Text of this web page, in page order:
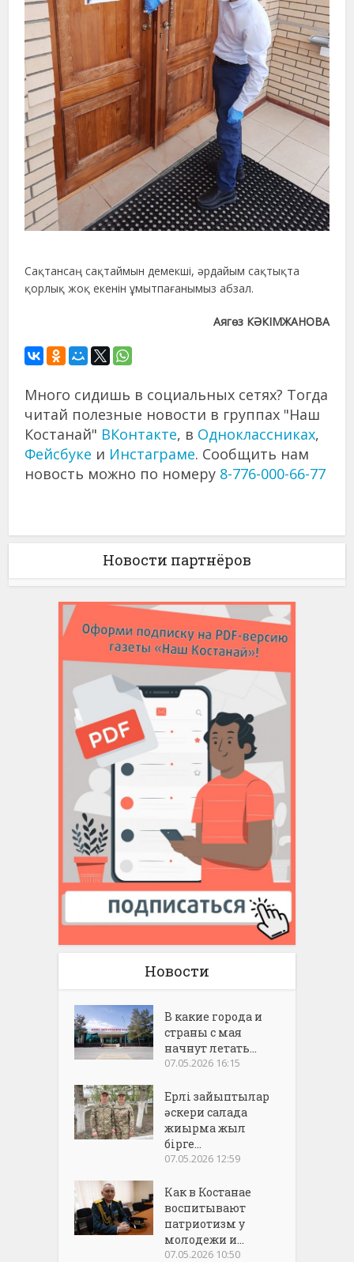
Сақтансаң сақтаймын демекші, әрдайым сақтықта
қорлық жоқ екенін ұмытпағанымыз абзал.
Аягөз КӘКІМЖАНОВА
Много сидишь в социальных сетях? Тогда
читай полезные новости в группах "Наш
Костанай" ВКонтакте, в Одноклассниках,
Фейсбуке и Инстаграме. Сообщить нам
новость можно по номеру 8-776-000-66-77
Новости партнёров
Новости
В какие города и
страны с мая
начнут летать...
07.05.2026 16:15
Ерлі зайыптылар
әскери салада
жиырма жыл
бірге...
07.05.2026 12:59
Как в Костанае
воспитывают
патриотизм у
молодежи и...
07.05.2026 10:50